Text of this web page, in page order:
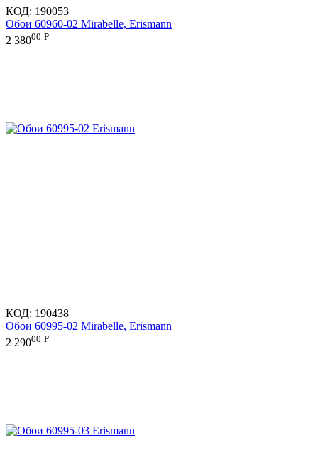
КОД: 190053
Обои 60960-02 Mirabelle, Erismann
2 38000 Р
КОД: 190438
Обои 60995-02 Mirabelle, Erismann
2 29000 Р